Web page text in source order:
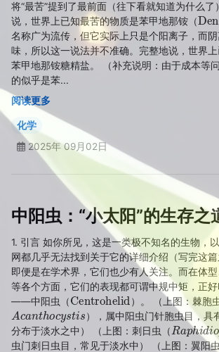
将“最苦”提到了最前面（往下看就知道为什么
说，世界上已知最苦的物质是苯甲地那铵（
名称广为流传，但它实际上只是个阳离子，而
味，所以这一说法并不准确。完整地说，世界
苯甲地那铵糖精盐。 （补充说明：由于成本等
的似乎是苯...
阅读更多
化学
2025年 09月02日
中阳虫：“小太阳”的生存之
1. 引言 如你所见，这是一类极不知名的生物，
网都几乎无法找到关于它的详细介绍（写完这篇
即便是在学术界，它们也少有人关注。而在体
等各个方面，它们的表现都可谓中规中矩，正
——中阳虫（ Centrohelid ）。 （上图：棘胞
A n thoc y stis），属中阳虫门针胞虫目，具
分布于淡水之中） （上图：刺日虫（Raphidio
虫门刺日虫目，常见于淡水中） （上图：翼阳